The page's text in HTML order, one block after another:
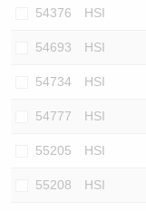
54376 HSI
54693 HSI
54734 HSI
54777 HSI
55205 HSI
55208 HSI